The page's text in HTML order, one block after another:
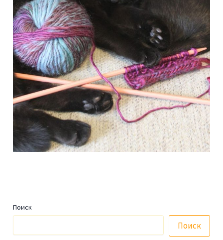
Поиск
Поиск